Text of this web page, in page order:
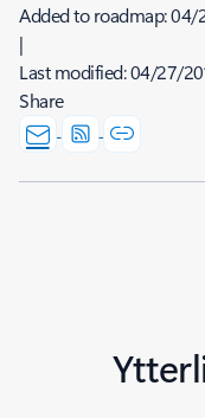
Added to roadmap:04/
|
Last modified:04/27/
Share